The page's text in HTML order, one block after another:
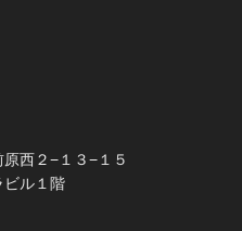
市前原西２−１３−１５
ビル１階